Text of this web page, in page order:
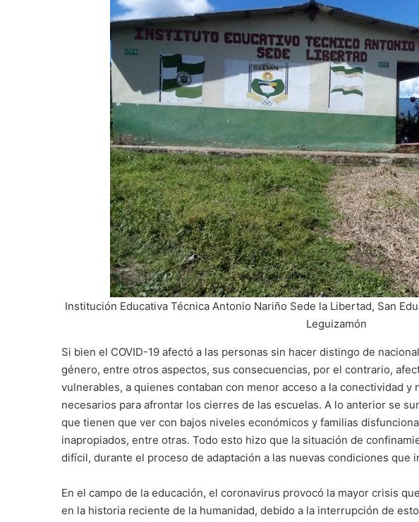
Institución Educativa Técnica Antonio Nariño Sede la Libertad, San
Leguizamón
Si bien el COVID-19 afectó a las personas sin hacer distingo de
género, entre otros aspectos, sus consecuencias, por el contrario,
vulnerables, a quienes contaban con menor acceso a la conectividad y
necesarios para afrontar los cierres de las escuelas. A lo anterior se
que tienen que ver con bajos niveles económicos y familias
inapropiados, entre otras. Todo esto hizo que la situación de
difícil, durante el proceso de adaptación a las nuevas condiciones que
En el campo de la educación, el coronavirus provocó la mayor crisis
en la historia reciente de la humanidad, debido a la interrupción de